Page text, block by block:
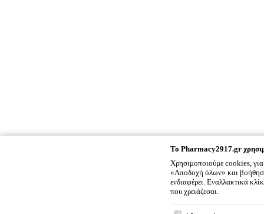
To Pharmacy2917.gr
Χρησιμοποιούμε cookies,
«Αποδοχή όλων» και
ενδιαφέρει. Εναλλακτικά
που χρειάζεσαι.
To